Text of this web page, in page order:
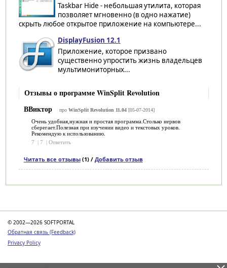
Taskbar Hide - небольшая утилита, которая
позволяет мгновенно (в одно нажатие)
скрыть любое открытое приложение на компьютере...
DisplayFusion 12.1
Приложение, которое призвано
существенно упростить жизнь владельцев
мультимониторных...
Отзывы о программе WinSplit Revolution
ВВиктор
про WinSplit Revolution 11.04[05-07-2014]
Очень удобная,нужная и простая программа.Столько нервов
сберегает.Полезная при изучении видео и текстовых уроков.
Рекомендую к использованию.
7
7 Ответить
Читать все отзывы(1) / Добавить отзыв
© 2002—2026 SOFTPORTAL
Обратная связь (Feedback)
Privacy Policy